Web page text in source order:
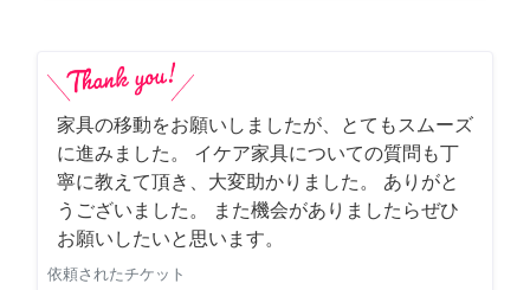
家具の移動をお願いしましたが、とてもスムーズ
に進みました。 イケア家具についての質問も丁
寧に教えて頂き、大変助かりました。 ありがと
うございました。 また機会がありましたらぜひ
お願いしたいと思います。
依頼されたチケット